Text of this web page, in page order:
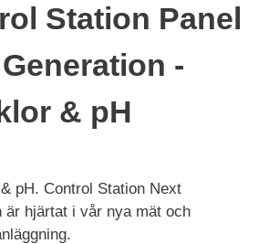
Station Panel
-
& pH
pH. Control Station Next
är hjärtat i vår nya mät och